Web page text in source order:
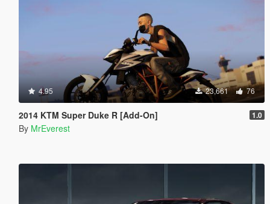
4.95 23,661 76
2014 KTM Super Duke R [Add-On] 1.0
By MrEverest